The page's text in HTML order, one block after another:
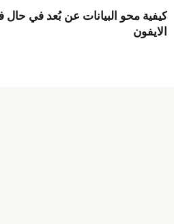
كيفية محو البيانات عن بُعد في حال
الايفون